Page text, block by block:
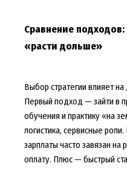
Сравнение
«расти дольше»
Выбор стратегии влияет
Первый подход — зайти в
обучения и практику «на
логистика, сервисные
зарплаты часто завязан
оплату. Плюс — быстрый